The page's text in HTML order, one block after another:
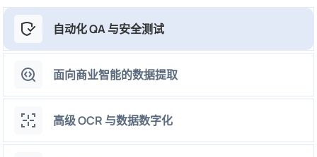
自动化 QA 与安全测试
面向商业智能的数据提取
高级 OCR 与数据数字化